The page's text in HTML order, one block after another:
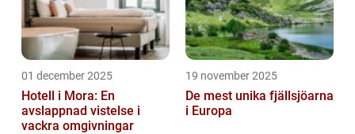
01 december 2025
Hotell i Mora: En
avslappnad vistelse i
vackra omgivningar
19 november 2025
De mest unika fjällsjöarna
i Europa